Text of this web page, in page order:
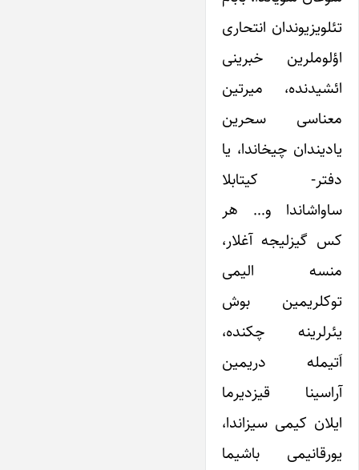
تئلویزیوندان انتحاری
اؤلوملرین خبرینی
ائشیدنده، میرتین
معناسی سحرین
یادیندان چیخاندا، یا
دفتر- کیتابلا
ساواشاندا و… هر
کس گیزلیجه آغلار،
منسه الیمی
توکلریمین بوش
یئرلرینه چکنده،
اَتیمله دریمین
آراسینا قیزدیرما
ایلان کیمی سیزاندا،
یورقانیمی باشیما